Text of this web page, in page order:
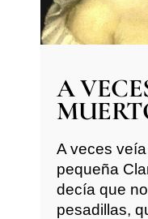
A
A veces
pequeña
decía que
pesadillas,